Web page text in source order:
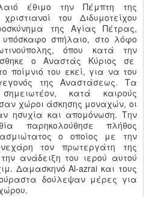
έθιμο την Πέμπτη της
του Διδυμοτείχου
της Αγίας Πέτρας,
σπήλαιο, στο λόφο
όπου κατά την
ο Αναστάς Κύριος σε
ποίμνιό του εκεί, για να του
της Αναστάσεως. Τα
κατά καιρούς
χώροι άσκησης μοναχών, οι
ησυχία και απομόνωση. Την
παρηκολούθησε πλήθος
ο οποίος με την
τον πρωτεργάτη της
ανάδειξη του ιερού αυτού
Δαμασκηνό Al-azrai και τους
δούλεψαν μέρες για